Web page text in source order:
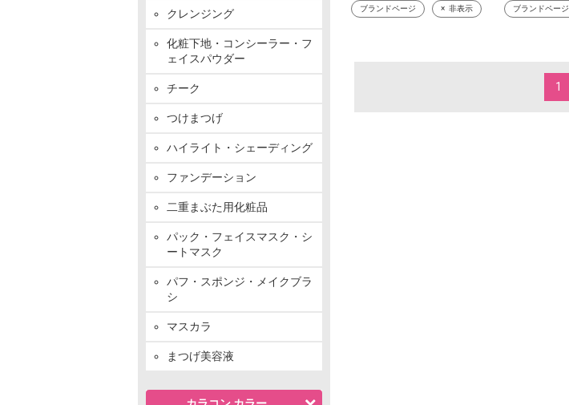
クレンジング
化粧下地・コンシーラー・フ
ェイスパウダー
チーク
つけまつげ
ハイライト・シェーディング
ファンデーション
二重まぶた用化粧品
パック・フェイスマスク・シ
ートマスク
パフ・スポンジ・メイクブラ
シ
マスカラ
まつげ美容液
ブランドページ 非表示 ブランドページ
1